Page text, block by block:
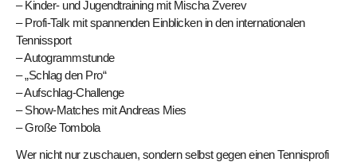
– Kinder- und Jugendtraining mit Mischa Zverev
– Profi-Talk mit spannenden Einblicken in den internationalen
Tennissport
– Autogrammstunde
– „Schlag den Pro“
– Aufschlag-Challenge
– Show-Matches mit Andreas Mies
– Große Tombola
Wer nicht nur zuschauen, sondern selbst gegen einen Tennisprofi